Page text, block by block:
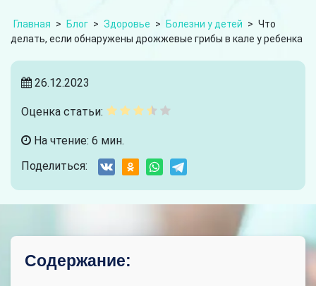
Главная > Блог > Здоровье > Болезни у детей > Что
делать, если обнаружены дрожжевые грибы в кале у ребенка
26.12.2023
Оценка статьи:
На чтение: 6 мин.
Поделиться:
Содержание: